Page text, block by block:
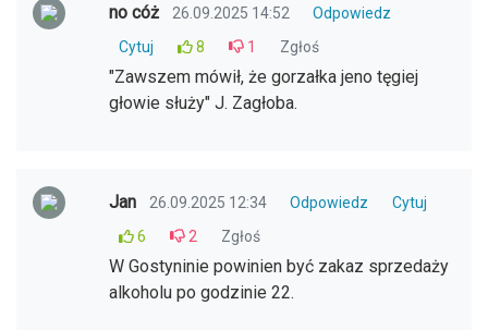
no cóż 26.09.2025 14:52
Odpowiedz
Cytuj
8 1 Zgłoś
"Zawszem mówił, że gorzałka jeno tęgiej
głowie służy" J. Zagłoba.
Jan 26.09.2025 12:34 Odpowiedz
Cytuj
6
2 Zgłoś
W Gostyninie powinien być zakaz sprzedaży
alkoholu po godzinie 22.